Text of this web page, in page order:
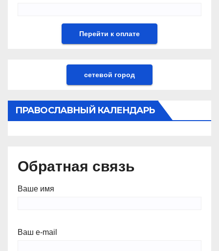
сетевой город
ПРАВОСЛАВНЫЙ КАЛЕНДАРЬ
Обратная связь
Ваше имя
Ваш e-mail